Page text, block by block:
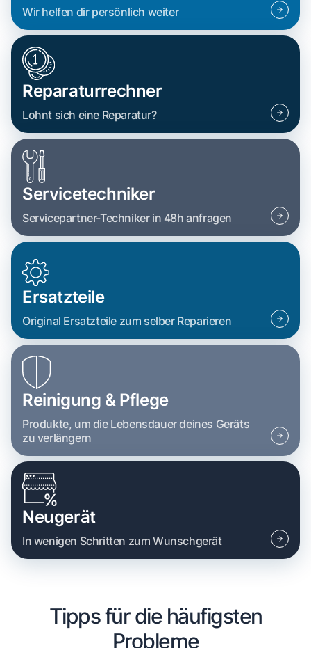
Wir helfen dir persönlich weiter
Reparaturrechner
Lohnt sich eine Reparatur?
Servicetechniker
Servicepartner-Techniker in 48h anfragen
Ersatzteile
Original Ersatzteile zum selber Reparieren
Reinigung & Pflege
Produkte, um die Lebensdauer deines Geräts
zu verlängern
Neugerät
In wenigen Schritten zum Wunschgerät
Tipps für die häufigsten
Probleme